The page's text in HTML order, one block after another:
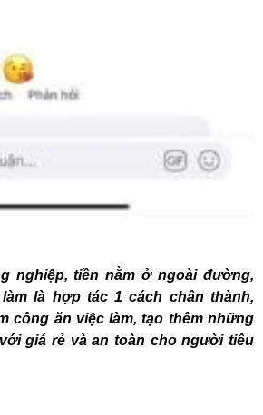
nghiệp, tiền nằm ở ngoài đường,
là hợp tác 1 cách chân thành,
công ăn việc làm, tạo thêm những
giá rẻ và an toàn cho người tiêu